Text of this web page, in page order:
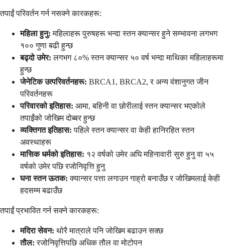
तपाईं परिवर्तन गर्न नसक्ने कारकहरू:
महिला हुनु: महिलाहरू पुरुषहरू भन्दा स्तन क्यान्सर हुने सम्भावना लगभग
१०० गुणा बढी हुन्छ
बढ्दो उमेर: लगभग ८०% स्तन क्यान्सर ५० वर्ष भन्दा माथिका महिलाहरूमा
हुन्छ
जेनेटिक उत्परिवर्तनहरू: BRCA1, BRCA2, र अन्य वंशानुगत जीन
परिवर्तनहरू
परिवारको इतिहास: आमा, बहिनी वा छोरीलाई स्तन क्यान्सर भएकोले
तपाईंको जोखिम दोब्बर हुन्छ
व्यक्तिगत इतिहास: पहिले स्तन क्यान्सर वा केही हानिरहित स्तन
अवस्थाहरू
मासिक धर्मको इतिहास: १२ वर्षको उमेर अघि महिनावारी सुरु हुनु वा ५५
वर्षको उमेर पछि रजोनिवृत्ति हुनु
घना स्तन ऊतक: क्यान्सर पत्ता लगाउन गाह्रो बनाउँछ र जोखिमलाई केही
हदसम्म बढाउँछ
तपाईं प्रभावित गर्न सक्ने कारकहरू:
मदिरा सेवन: थोरै मात्राले पनि जोखिम बढाउन सक्छ
तौल: रजोनिवृत्तिपछि अधिक तौल वा मोटोपन